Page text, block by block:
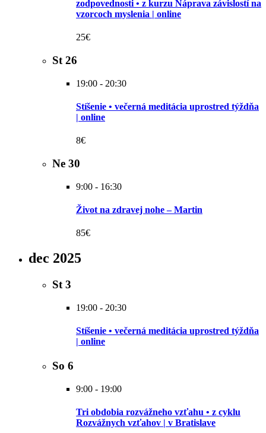
zodpovednosti • z kurzu Náprava závislostí na
vzorcoch myslenia | online
25€
St26
19:00 - 20:30
Stíšenie • večerná meditácia uprostred týždňa
| online
8€
Ne 30
9:00 - 16:30
Život na zdravej nohe – Martin
85€
dec 2025
St3
19:00 - 20:30
Stíšenie • večerná meditácia uprostred týždňa
| online
So 6
9:00 - 19:00
Tri obdobia rozvážneho vzťahu • z cyklu
Rozvážnych vzťahov | v Bratislave